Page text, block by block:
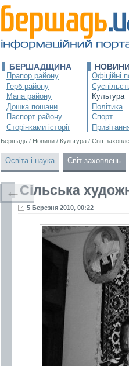
БЕРШАДЩИНА
Прапор району
Герб району
Мапа району
Дошка пошани
Паспорт району
Сторінками історії
Офіційні
Культура
Політика
Спорт
Бершадь / Новини / Культура / Світ
Освіта і наука Світ захоплень
Сільська
5 Березня 2010, 00:22
←